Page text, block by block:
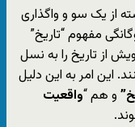
از یک سو و واگذاری
مفهوم “تاریخ”
از تاریخ را به نسل
این امر به این دلیل
و هم “واقعیت